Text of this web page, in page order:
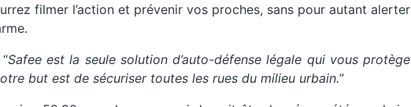
filmer l’action et prévenir vos proches, sans pour autant alerter
Safee est la seule solution d’auto-défense légale qui vous protège
but est de sécuriser toutes les rues du milieu urbain.”